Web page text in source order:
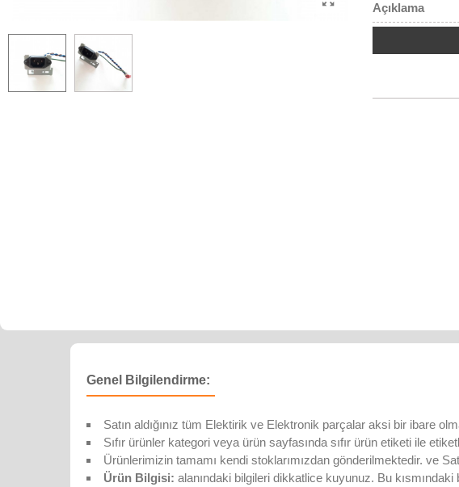
Açıklama
Genel Bilgilendirme:
Satın aldığınız tüm Elektirik ve Elektronik parçalar aksi bir ibare
Sıfır ürünler kategori veya ürün sayfasında sıfır ürün etiketi ile
Ürünlerimizin tamamı kendi stoklarımızdan gönderilmektedir. ve
Ürün Bilgisi: alanındaki bilgileri dikkatlice kuyunuz. Bu